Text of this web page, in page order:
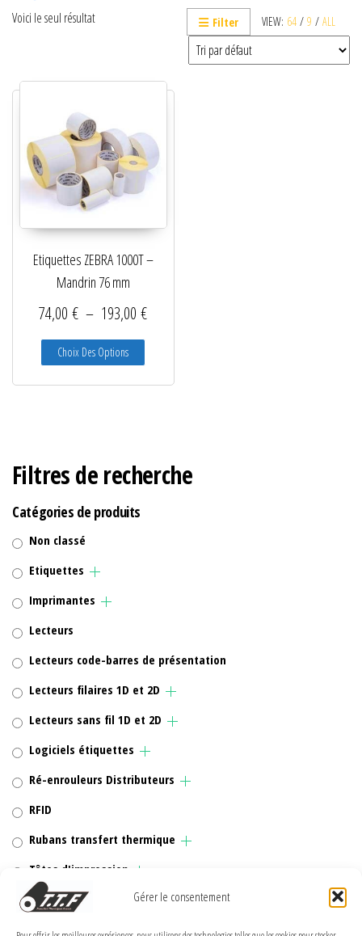
Gérer le consentement
Imprimantes
Lecteurs
Lecteurs code-barres de présentation
Lecteurs filaires 1D et 2D
Lecteurs sans fil 1D et 2D
Logiciels étiquettes
Ré-enrouleurs Distributeurs
RFID
VIEW: 64 / 9 / ALL
Filter
Voici le seul résultat
Etiquettes ZEBRA 1000T –
Mandrin 76 mm
74,00€ – 193,00€Plage de prix : 74,00 € à 193,00 €
Choix Des Options
Filtres de recherche
Catégories de produits
Non classé
Etiquettes
Imprimantes
Lecteurs
Lecteurs code-barres de présentation
Lecteurs filaires 1D et 2D
Lecteurs sans fil 1D et 2D
Logiciels étiquettes
Ré-enrouleurs Distributeurs
RFID
Rubans transfert thermique
Têtes d'impression